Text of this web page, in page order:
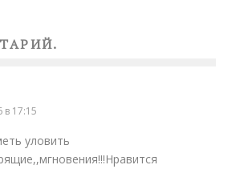
в 17:15
уловить